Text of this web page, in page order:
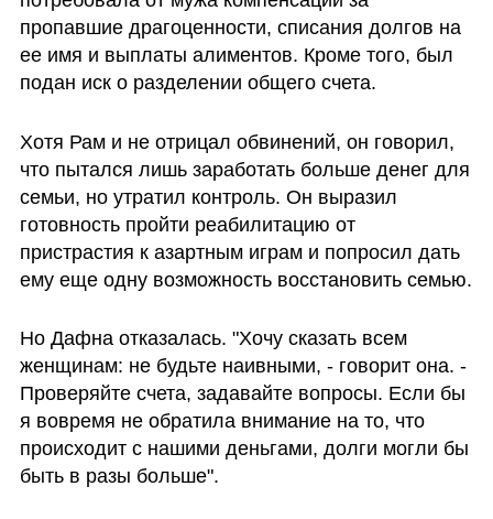
пропавшие драгоценности, списания долгов на
ее имя и выплаты алиментов. Кроме того, был
подан иск о разделении общего счета.
Хотя Рам и не отрицал обвинений, он говорил,
что пытался лишь заработать больше денег для
семьи, но утратил контроль. Он выразил
готовность пройти реабилитацию от
пристрастия к азартным играм и попросил дать
Но Дафна отказалась. "Хочу сказать всем
женщинам: не будьте наивными, - говорит она. -
Проверяйте счета, задавайте вопросы. Если бы
я вовремя не обратила внимание на то, что
происходит с нашими деньгами, долги могли бы
быть в разы больше".